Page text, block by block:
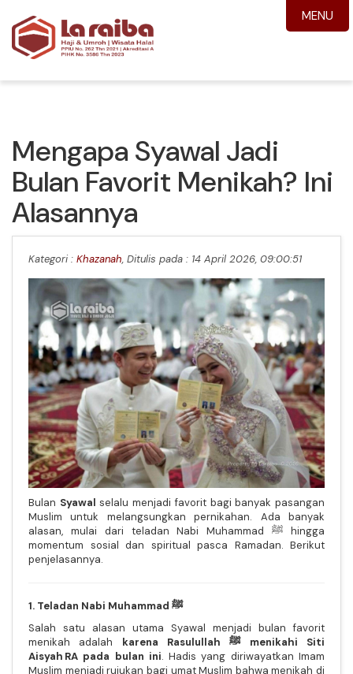
Mengapa Syawal Jadi
Bulan Favorit Menikah? Ini
Alasannya
Kategori : Khazanah, Ditulis pada : 14 April 2026, 09:00:51
Bulan Syawal selalu menjadi favorit bagi banyak pasangan
Muslim untuk melangsungkan pernikahan. Ada banyak
alasan, mulai dari teladan Nabi Muhammad ﷺ hingga
momentum sosial dan spiritual pasca Ramadan. Berikut
penjelasannya.
1. Teladan Nabi Muhammad ﷺ
Salah satu alasan utama Syawal menjadi bulan favorit
menikah adalah karena Rasulullah ﷺ menikahi Siti
Aisyah RA pada bulan ini. Hadis yang diriwayatkan Imam
Muslim menjadi rujukan bagi umat Muslim bahwa menikah di
MENU